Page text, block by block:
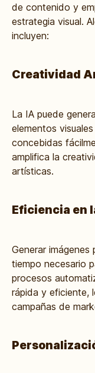
de contenido y
estrategia visual.
incluyen:
Creatividad
La IA puede
elementos
concebidas
amplifica la
artísticas.
Eficiencia en
Generar
tiempo necesario
procesos
rápida y eficiente,
campañas de